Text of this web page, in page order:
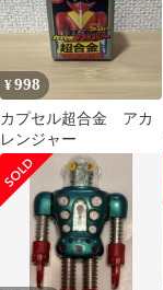
¥998
カプセル超合金 アカ
レンジャー